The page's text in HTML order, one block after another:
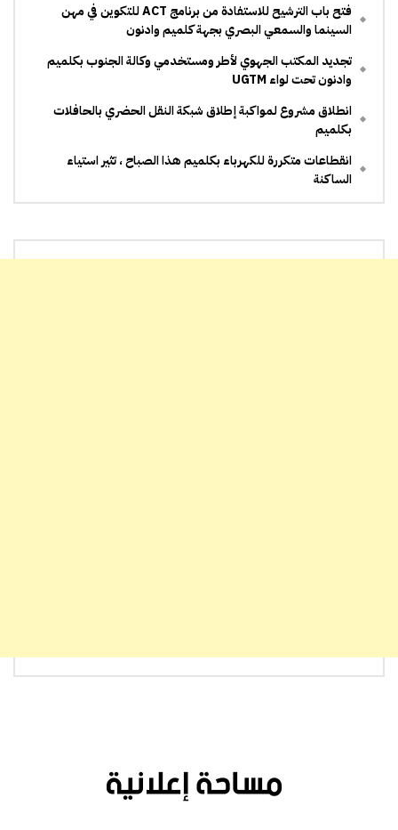
فتح باب الترشيح للاستفادة من برنامج ACT للتكوين في مهن
السينما والسمعي البصري بجهة كلميم وادنون
تجديد المكتب الجهوي لأطر ومستخدمي وكالة الجنوب بكلميم
وادنون تحت لواء UGTM
انطلاق مشروع لمواكبة إطلاق شبكة النقل الحضري بالحافلات
بكلميم
انقطاعات متكررة للكهرباء بكلميم هذا الصباح ، تثير استياء
الساكنة